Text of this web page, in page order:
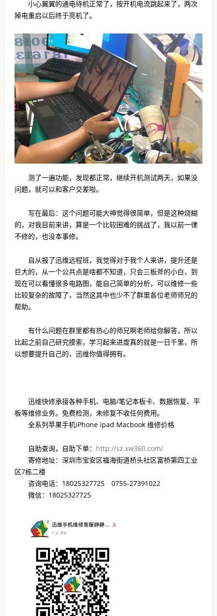
小心翼翼的通电待机正常了，按开机电流跳起来了，两次
掉电重启以后终于亮机了。
测了一遍功能，发现都正常，继续开机测试两天，如果没
问题，就可以和客户交差啦。
写在最后：这个问题可能大神觉得很简单，但是这种烧糊
的，对我目前来讲，算是一个比较困难的挑战了，我以前一律
不修的，也没本事修。
自从报了迅维远程班，我觉得对于我个人来讲，提升还是
巨大的，从一个公共点是啥都不知道，只会三板斧的小白，到
现在可以看懂很多电路图，能自己简单的分析，可以维修一些
比较复杂的故障了，当然这其中也少不了群里各位老师师兄的
帮助。
有什么问题在群里都有热心的师兄啊老师给你解答，所以
比起之前自己研究摸索，学习起来进度真的就是一日千里，所
以想要提升自己的，迅维你值得拥有。
迅维快修承接各种手机、电脑/笔记本板卡、数据恢复、平
板等维修业务。免费检测，未修复不收任何费用。
全系列苹果手机iPhone ipad Macbook 维修价格
自助查询，自助下单： http://sz.xw360.com/
寄修地址：深圳市宝安区福海街道桥头社区富桥第四工业
区7栋二楼
咨询电话：18025327725 0755-27391022
微信：18025327725